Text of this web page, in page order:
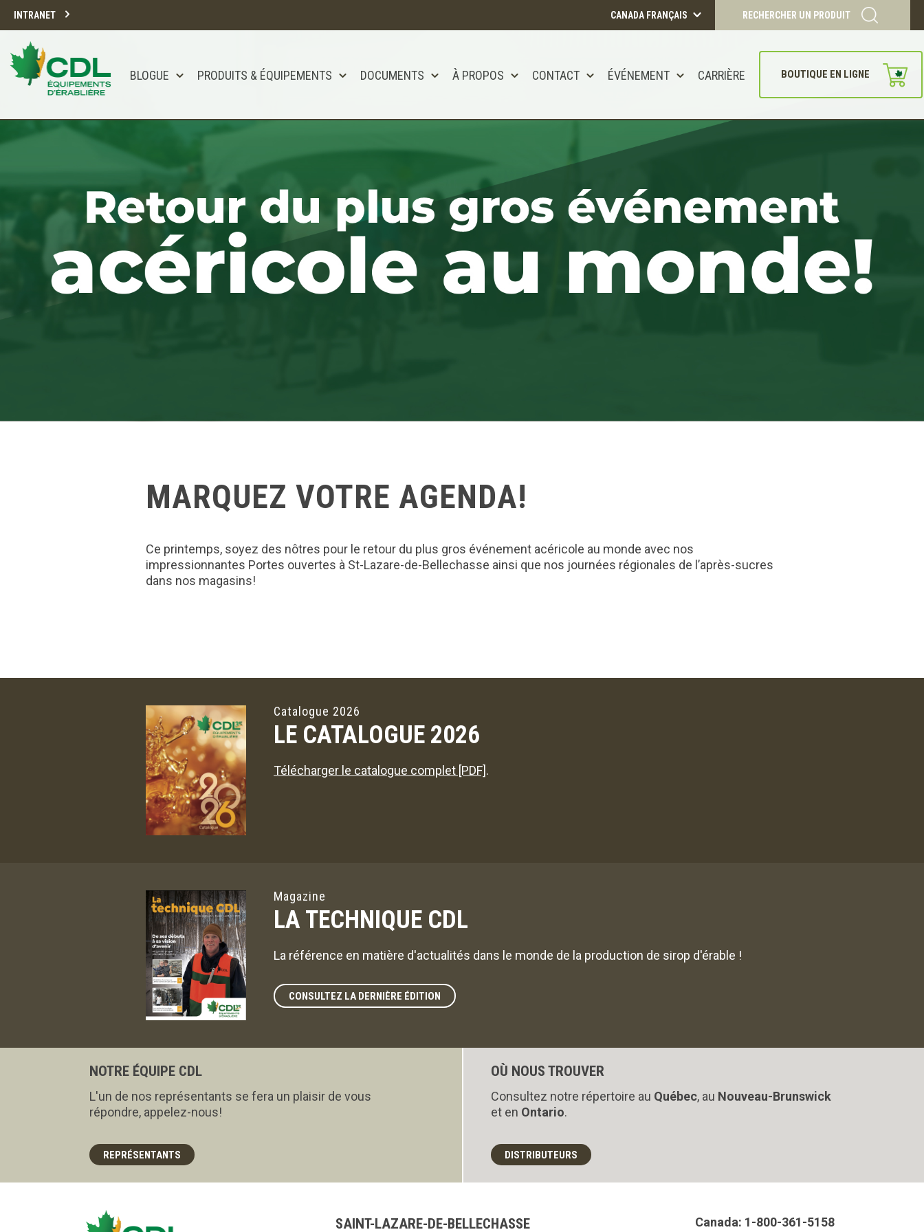
INTRANET CANADA FRANÇAIS RECHERCHER UN PRODUIT
BLOGUE PRODUITS & ÉQUIPEMENTS DOCUMENTS À PROPOS CONTACT ÉVÉNEMENT CARRIÈRE BOUTIQUE EN LIGNE
Notre site d'achats en ligne sera bientôt disponible!!
Merci de votre compréhension.
MARQUEZ VOTRE AGENDA!
Ce printemps, soyez des nôtres pour le retour du plus gros événement acéricole au monde avec nos
impressionnantes Portes ouvertes à St-Lazare-de-Bellechasse ainsi que nos journées régionales de l’après-sucres
dans nos magasins!
Catalogue 2026
LE CATALOGUE 2026
Télécharger le catalogue complet [PDF].
Magazine
LA TECHNIQUE CDL
La référence en matière d'actualités dans le monde de la production de sirop d'érable !
CONSULTEZ LA DERNIÈRE ÉDITION
NOTRE ÉQUIPE CDL
L'un de nos représentants se fera un plaisir de vous
répondre, appelez-nous!
REPRÉSENTANTS
OÙ NOUS TROUVER
Consultez notre répertoire au Québec, au Nouveau-Brunswick
et en Ontario.
DISTRIBUTEURS
SAINT-LAZARE-DE-BELLECHASSE
Canada: 1-800-361-5158